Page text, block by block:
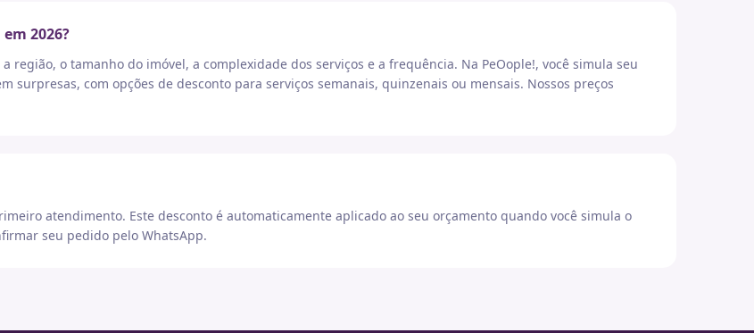
2026?
o tamanho do imóvel, a complexidade dos serviços e a frequência. Na PeOople!, você simula seu
surpresas, com opções de desconto para serviços semanais, quinzenais ou mensais. Nossos preços
atendimento. Este desconto é automaticamente aplicado ao seu orçamento quando você simula o
seu pedido pelo WhatsApp.